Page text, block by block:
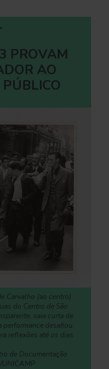
PROVAM
AO
Carvalho (ao centro)
do Centro de São
saia curta de
performance desafiou
reflexões até os dias
de Documentação